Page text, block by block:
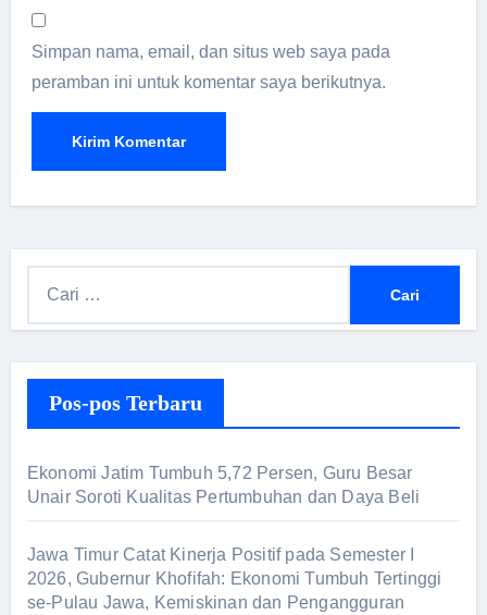
Simpan nama, email, dan situs web saya pada
peramban ini untuk komentar saya berikutnya.
n
t
u
k
:
Pos-pos Terbaru
Ekonomi Jatim Tumbuh 5,72 Persen, Guru Besar
Unair Soroti Kualitas Pertumbuhan dan Daya Beli
Jawa Timur Catat Kinerja Positif pada Semester I
2026, Gubernur Khofifah: Ekonomi Tumbuh Tertinggi
se-Pulau Jawa, Kemiskinan dan Pengangguran